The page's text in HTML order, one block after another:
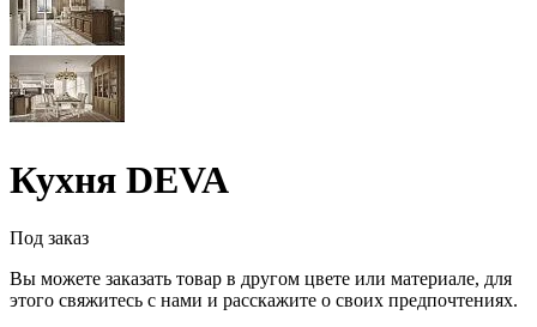
Кухня DEVA
Под заказ
Вы можете заказать товар в другом цвете или материале, для
этого свяжитесь с нами и расскажите о своих предпочтениях.